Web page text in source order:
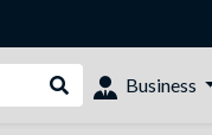
Webshop
Business